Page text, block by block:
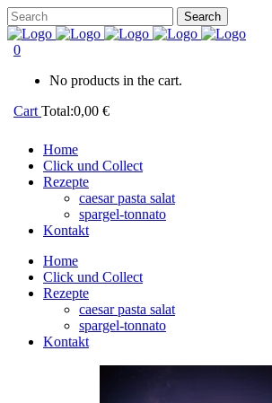
0
No products in the cart.
Cart Total:0,00 €
Home
Click und Collect
Rezepte
caesar pasta salat
spargel-tonnato
Kontakt
Home
Click und Collect
Rezepte
caesar pasta salat
spargel-tonnato
Kontakt